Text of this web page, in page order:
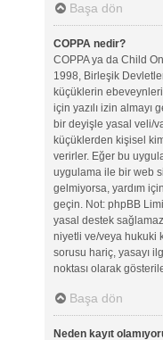
Başa dön
COPPA nedir?
COPPA ya da Child
1998, Birleşik
küçüklerin
için yazılı izin almayı
bir deyişle yasal veli/
küçüklerden kişisel
verirler. Eğer bu
uygulama ile bir web
gelmiyorsa, yardım
geçin. Not: phpBB
yasal destek
niyetli ve/veya hukuki
sorusu hariç, yasayı
noktası olarak
Başa dön
Neden kayıt